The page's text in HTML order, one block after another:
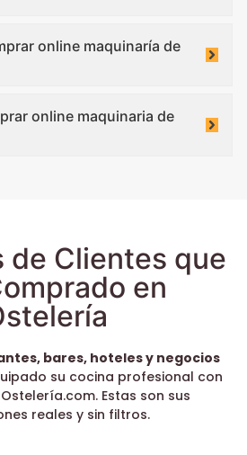
online maquinaría de
online maquinaria de
de Clientes que
en
bares, hoteles y negocios
su cocina profesional con
Estas son sus
reales y sin filtros.